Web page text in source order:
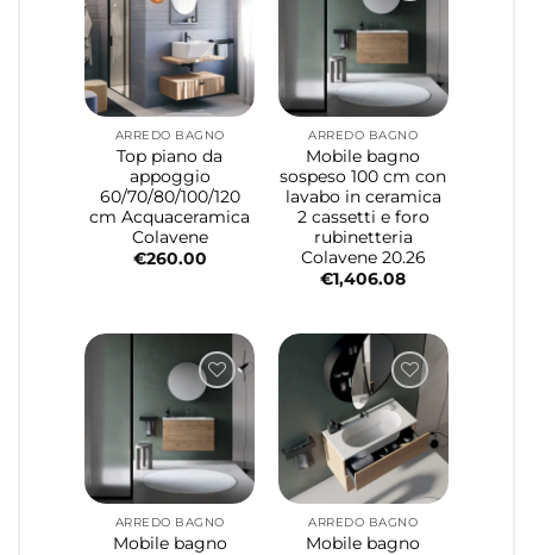
ARREDO BAGNO
Top piano da
appoggio
60/70/80/100/120
cm Acquaceramica
Colavene
€260.00
ARREDO BAGNO
Mobile bagno
sospeso 100 cm con
lavabo in ceramica
2 cassetti e foro
rubinetteria
Colavene 20.26
€1,406.08
ARREDO BAGNO
Mobile bagno
ARREDO BAGNO
Mobile bagno